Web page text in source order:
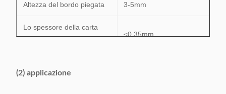
Altezza del bordo piegata 3-5mm
Lo spessore della carta
≤0.35mm
(2) applicazione